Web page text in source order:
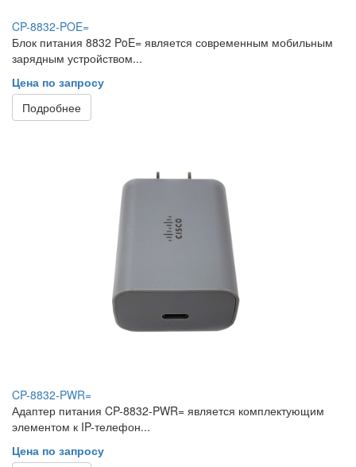
CP-8832-POE=
Блок питания 8832 PoE= является современным мобильным
зарядным устройством...
Цена по запросу
Подробнее
CP-8832-PWR=
Адаптер питания CP-8832-PWR= является комплектующим
элементом к IP-телефон...
Цена по запросу